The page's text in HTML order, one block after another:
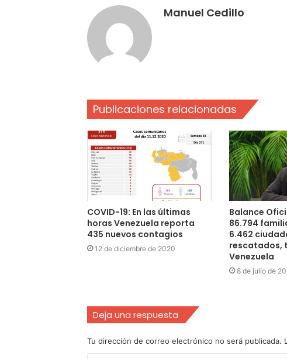
Manuel Cedillo
Publicaciones relacionadas
COVID-19: En las últimas
horas Venezuela reporta
435 nuevos contagios
12 de diciembre de 2020
Balance
86.794
6.462
rescatados,
Venezuela
8 de julio de
Deja una respuesta
Tu dirección de correo electrónico no será publicada.